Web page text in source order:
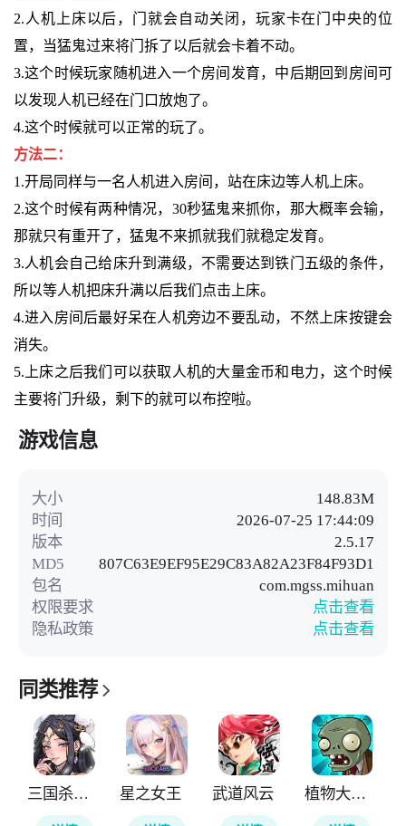
2.人机上床以后，门就会自动关闭，玩家卡在门中央的位
置，当猛鬼过来将门拆了以后就会卡着不动。
3.这个时候玩家随机进入一个房间发育，中后期回到房间可
以发现人机已经在门口放炮了。
4.这个时候就可以正常的玩了。
方法二：
1.开局同样与一名人机进入房间，站在床边等人机上床。
2.这个时候有两种情况，30秒猛鬼来抓你，那大概率会输，
那就只有重开了，猛鬼不来抓就我们就稳定发育。
3.人机会自己给床升到满级，不需要达到铁门五级的条件，
所以等人机把床升满以后我们点击上床。
4.进入房间后最好呆在人机旁边不要乱动，不然上床按键会
消失。
5.上床之后我们可以获取人机的大量金币和电力，这个时候
主要将门升级，剩下的就可以布控啦。
游戏信息
大小
148.83M
时间
2026-07-25 17:44:09
版本
2.5.17
MD5
807C63E9EF95E29C83A82A23F84F93D1
包名
com.mgss.mihuan
权限要求
点击查看
隐私政策
点击查看
同类推荐
三国杀武将觉醒 星之女王 武道风云 植物大战僵尸无尽版